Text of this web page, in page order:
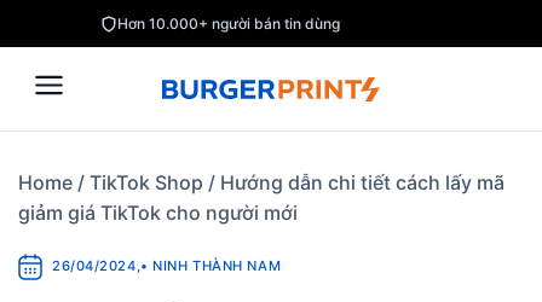
to
content
Hơn 10.000+ người bán tin dùng
Home / TikTok Shop / Hướng dẫn chi tiết cách lấy mã
giảm giá TikTok cho người mới
26/04/2024,• NINH THÀNH NAM